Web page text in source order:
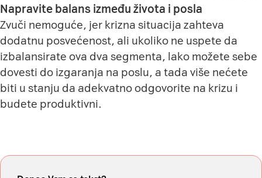
Napravite balans između života i posla
Zvuči nemoguće, jer krizna situacija zahteva
dodatnu posvećenost, ali ukoliko ne uspete da
izbalansirate ova dva segmenta, lako možete sebe
dovesti do izgaranja na poslu, a tada više nećete
biti u stanju da adekvatno odgovorite na krizu i
budete produktivni.